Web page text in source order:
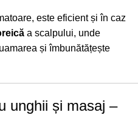
este eficient și în caz
a scalpului, unde
și îmbunătățește
unghii și masaj –